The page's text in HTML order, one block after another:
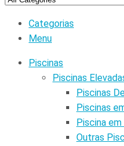
Categorias
Menu
Piscinas
Piscinas
Piscinas
Piscinas
Piscina
Outras